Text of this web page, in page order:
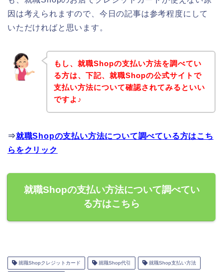
因は考えられますので、今日の記事は参考程度にして
いただければと思います。
もし、就職Shopの支払い方法を調べてい
る方は、下記、就職Shopの公式サイトで
支払い方法について確認されてみるといい
ですよ♪
⇒就職Shopの支払い方法について調べている方はこち
らをクリック
就職Shopの支払い方法について調べてい
る方はこちら
就職Shopクレジットカード 就職Shop代引 就職Shop支払い方法